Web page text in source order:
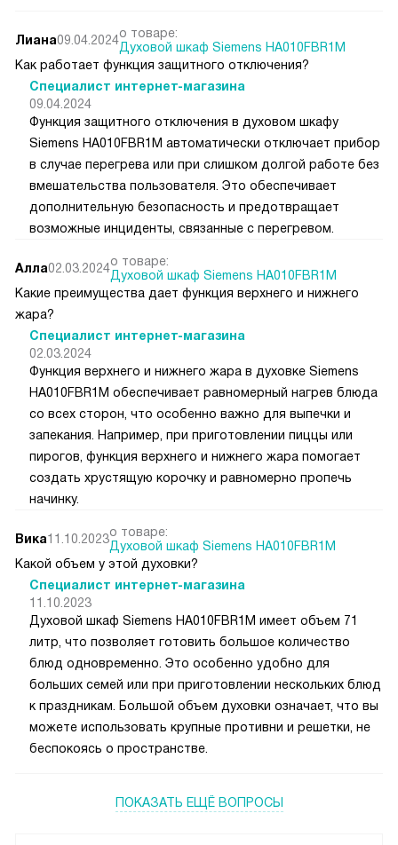
Лиана09.04.2024о товаре:
Духовой шкаф Siemens HA010FBR1M
Как работает функция защитного отключения?
Специалист интернет-магазина
09.04.2024
Функция защитного отключения в духовом шкафу
Siemens HA010FBR1M автоматически отключает прибор
в случае перегрева или при слишком долгой работе без
вмешательства пользователя. Это обеспечивает
дополнительную безопасность и предотвращает
возможные инциденты, связанные с перегревом.
Алла02.03.2024о товаре:
Духовой шкаф Siemens HA010FBR1M
Какие преимущества дает функция верхнего и нижнего
жара?
Специалист интернет-магазина
02.03.2024
Функция верхнего и нижнего жара в духовке Siemens
HA010FBR1M обеспечивает равномерный нагрев блюда
со всех сторон, что особенно важно для выпечки и
запекания. Например, при приготовлении пиццы или
пирогов, функция верхнего и нижнего жара помогает
создать хрустящую корочку и равномерно пропечь
начинку.
Вика11.10.2023о товаре:
Духовой шкаф Siemens HA010FBR1M
Какой объем у этой духовки?
Специалист интернет-магазина
11.10.2023
Духовой шкаф Siemens HA010FBR1M имеет объем 71
литр, что позволяет готовить большое количество
блюд одновременно. Это особенно удобно для
больших семей или при приготовлении нескольких блюд
к праздникам. Большой объем духовки означает, что вы
можете использовать крупные противни и решетки, не
беспокоясь о пространстве.
ПОКАЗАТЬ ЕЩЁ ВОПРОСЫ